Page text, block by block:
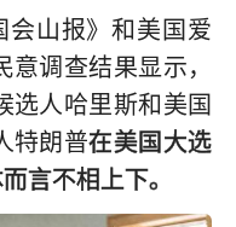
会山报》和美国爱
调查结果显示，
选人哈里斯和美国
特朗普在美国大选
言不相上下。